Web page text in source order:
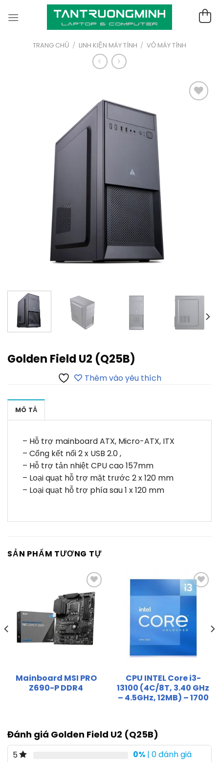
TRANG CHỦ / LINH KIỆN MÁY TÍNH / VỎ MÁY TÍNH
Golden Field U2 (Q25B)
Thêm vào yêu thích
MÔ TẢ
– Hỗ trợ mainboard ATX, Micro-ATX, ITX
– Cổng kết nối 2 x USB 2.0 ,
– Hỗ trợ tản nhiệt CPU cao 157mm
– Loại quạt hỗ trợ mặt trước 2 x 120 mm
– Loại quạt hỗ trợ phía sau 1 x 120 mm
SẢN PHẨM TƯƠNG TỰ
Thêm
vào
yêu
thích
Mainboard MSI PRO
Z690-P DDR4
CPU INTEL Core i3-
13100 (4C/8T, 3.40 GHz
– 4.5GHz, 12MB) – 1700
Đánh giá Golden Field U2 (Q25B)
5 0% | 0 đánh giá